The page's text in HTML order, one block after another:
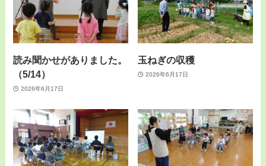
読み聞かせがありました。
（5/14）
2026年6月17日
玉ねぎの収穫
2026年6月17日